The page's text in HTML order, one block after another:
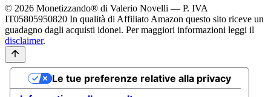
© 2026 Monetizzando® di Valerio Novelli — P. IVA
IT05805950820 In qualità di Affiliato Amazon questo sito riceve un
guadagno dagli acquisti idonei. Per maggiori informazioni leggi il
disclaimer.
Le tue preferenze relative alla privacy